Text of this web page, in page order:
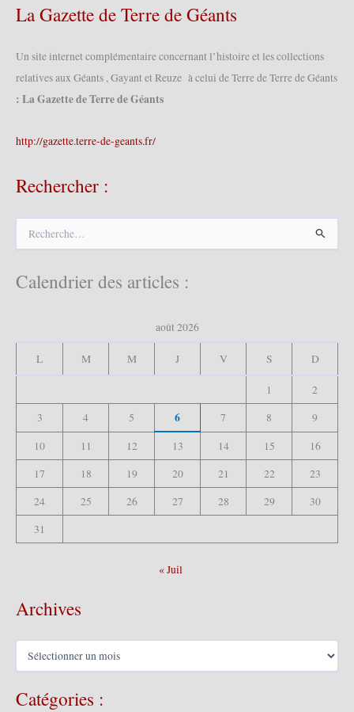
La Gazette de Terre de Géants
Un site internet complémentaire concernant l’histoire et les collections
relatives aux Géants , Gayant et Reuze à celui de Terre de Terre de Géants
: La Gazette de Terre de Géants
http://gazette.terre-de-geants.fr/
Rechercher :
e
Calendrier des articles :
août 2026
L M M J V S D
1
2
3
4 5 6 7 8
9
10
11 12 13 14 15
16
17
18 19 20 21 22
23
24
25 26 27 28 29
30
31
« Juil
Archives
A
h
Catégories :